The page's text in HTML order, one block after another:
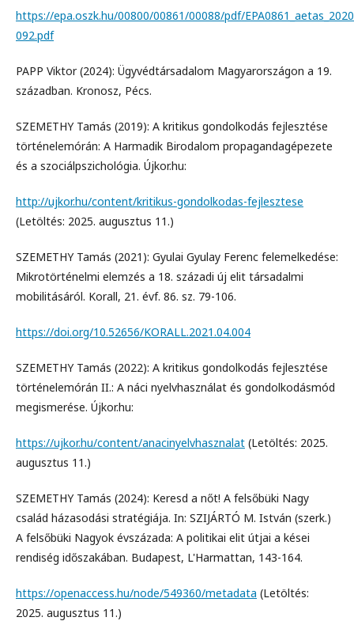
https://epa.oszk.hu/00800/00861/00088/pdf/
092.pdf
PAPP Viktor (2024): Ügyvédtársadalom Magyarországon a 19.
században. Kronosz, Pécs.
SZEMETHY Tamás (2019): A kritikus gondolkodás fejlesztése
történelemórán: A Harmadik Birodalom propagandagépezete
és a szociálpszichológia. Újkor.hu:
http://ujkor.hu/content/kritikus-gondolkodas-fejlesztese
(Letöltés: 2025. augusztus 11.)
SZEMETHY Tamás (2021): Gyulai Gyulay Ferenc felemelkedése:
Mikrotörténelmi elemzés a 18. századi új elit társadalmi
mobilitásáról. Korall, 21. évf. 86. sz. 79-106.
https://doi.org/10.52656/KORALL.2021.04.004
SZEMETHY Tamás (2022): A kritikus gondolkodás fejlesztése
történelemórán II.: A náci nyelvhasználat és gondolkodásmód
megismerése. Újkor.hu:
https://ujkor.hu/content/anacinyelvhasznalat (Letöltés: 2025.
augusztus 11.)
SZEMETHY Tamás (2024): Keresd a nőt! A felsőbüki Nagy
család házasodási stratégiája. In: SZIJÁRTÓ M. István (szerk.)
A felsőbüki Nagyok évszázada: A politikai elit útjai a kései
rendiség időszakában. Budapest, L'Harmattan, 143-164.
https://openaccess.hu/node/549360/metadata (Letöltés:
2025. augusztus 11.)